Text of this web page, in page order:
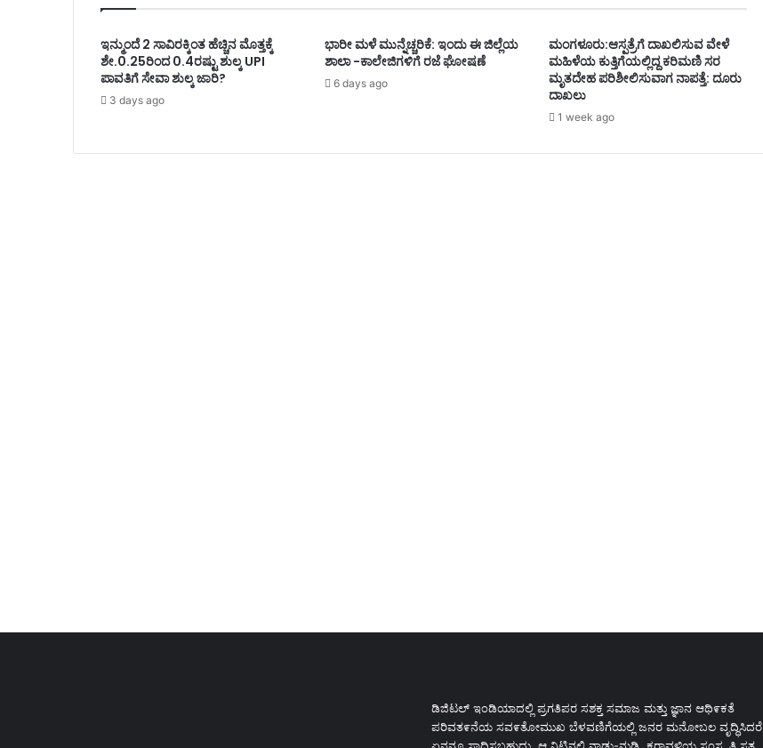
ಇನ್ಮುಂದೆ 2 ಸಾವಿರಕ್ಕಿಂತ ಹೆಚ್ಚಿನ ಮೊತ್ತಕ್ಕೆ
ಶೇ.0.25ರಿಂದ 0.4ರಷ್ಟು ಶುಲ್ಕ UPI
ಪಾವತಿಗೆ ಸೇವಾ ಶುಲ್ಕ ಜಾರಿ?
3 days ago
ಭಾರೀ ಮಳೆ ಮುನ್ನೆಚ್ಚರಿಕೆ: ಇಂದು ಈ ಜಿಲ್ಲೆಯ
ಶಾಲಾ -ಕಾಲೇಜಿಗಳಿಗೆ ರಜೆ ಘೋಷಣೆ
6 days ago
ಮಂಗಳೂರು:ಆಸ್ಪತ್ರೆಗೆ ದಾಖಲಿಸುವ ವೇಳೆ
ಮಹಿಳೆಯ ಕುತ್ತಿಗೆಯಲ್ಲಿದ್ದ ಕರಿಮಣಿ ಸರ
ಮೃತದೇಹ ಪರಿಶೀಲಿಸುವಾಗ ನಾಪತ್ತೆ: ದೂರು
ದಾಖಲು
1 week ago
ಡಿಜಿಟಲ್ ಇಂಡಿಯಾದಲ್ಲಿ ಪ್ರಗತಿಪರ ಸಶಕ್ತ ಸಮಾಜ ಮತ್ತು ಜ್ಞಾನ ಆಥಿ೯ಕತೆ
ಪರಿವತ೯ನೆಯ ಸವ೯ತೋಮುಖ ಬೆಳವಣಿಗೆಯಲ್ಲಿ ಜನರ ಮನೋಬಲ ವೃದ್ಧಿಸಿದರೆ